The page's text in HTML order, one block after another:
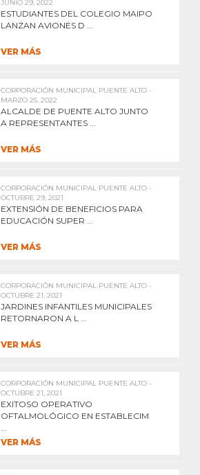
JUNIO 29, 2022
ESTUDIANTES DEL COLEGIO MAIPO
LANZAN AVIONES D ...
VER MÁS
CORPORACIÓN MUNICIPAL PUENTE ALTO -
MARZO 25, 2022
ALCALDE DE PUENTE ALTO JUNTO
A REPRESENTANTES ...
VER MÁS
CORPORACIÓN MUNICIPAL PUENTE ALTO -
OCTUBRE 29, 2021
EXTENSIÓN DE BENEFICIOS PARA
EDUCACIÓN SUPER ...
VER MÁS
CORPORACIÓN MUNICIPAL PUENTE ALTO -
OCTUBRE 21, 2021
JARDINES INFANTILES MUNICIPALES
RETORNARON A L ...
VER MÁS
CORPORACIÓN MUNICIPAL PUENTE ALTO -
OCTUBRE 21, 2021
EXITOSO OPERATIVO
OFTALMOLÓGICO EN ESTABLECIM
VER MÁS